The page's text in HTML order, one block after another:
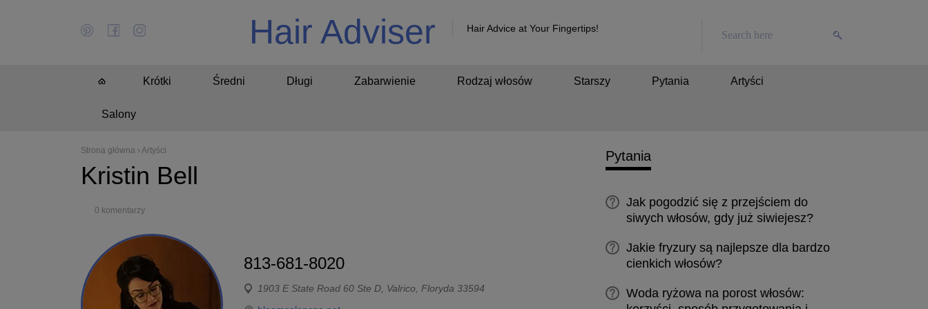
Hair Adviser Hair Advice at Your Fingertips!
Krótki Średni Długi Zabarwienie Rodzaj włosów Starszy Pytania Artyści
Salony
Strona główna › Artyści
Kristin Bell
0 komentarzy
813-681-8020
1903 E State Road 60 Ste D, Valrico, Floryda 33594
Pytania
Jak pogodzić się z przejściem do
siwych włosów, gdy już siwiejesz?
Jakie fryzury są najlepsze dla bardzo
cienkich włosów?
Woda ryżowa na porost włosów: